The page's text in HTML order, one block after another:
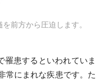
前方から圧迫します。
罹患するといわれていま
常にまれな疾患です。た